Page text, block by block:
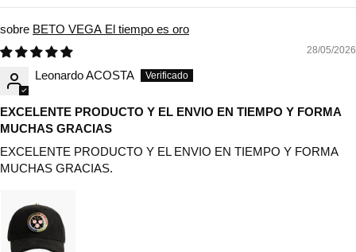
BETO VEGA El tiempo es oro
28/05/2026
Leonardo ACOSTA
EXCELENTE PRODUCTO Y EL ENVIO EN TIEMPO Y FORMA
MUCHAS GRACIAS
EXCELENTE PRODUCTO Y EL ENVIO EN TIEMPO Y FORMA
MUCHAS GRACIAS.